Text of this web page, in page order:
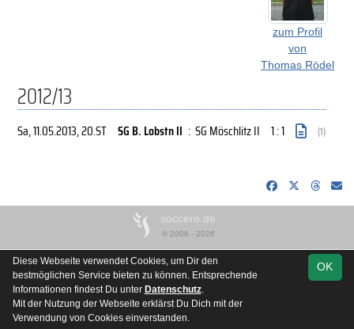
zum Profil
von
Thomas Rödel
2012/13
Sa, 11.05.2013, 20.ST SG B. Lobstn II : SG Möschlitz II 1 : 1 (1)
soccero.de
© 2006 - 2026
Besucherstatistik Kontakt Impressum Datenschutz
OK
Diese Webseite verwendet Cookies, um Dir den
bestmöglichen Service bieten zu können. Entsprechende
Informationen findest Du unter Datenschutz.
Mit der Nutzung der Webseite erklärst Du Dich mit der
Verwendung von Cookies einverstanden.